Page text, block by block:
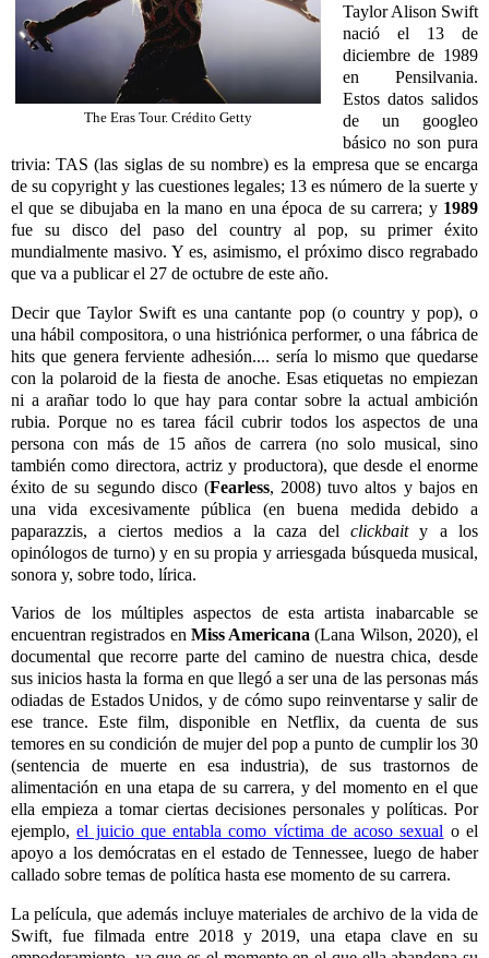
The Eras Tour. Crédito Getty
Taylor Alison Swift
nació el 13 de
diciembre de 1989
en Pensilvania.
Estos datos salidos
de un googleo
básico no son pura
trivia: TAS (las siglas de su nombre) es la empresa que se encarga
de su copyright y las cuestiones legales; 13 es número de la suerte y
el que se dibujaba en la mano en una época de su carrera; y 1989
fue su disco del paso del country al pop, su primer éxito
mundialmente masivo. Y es, asimismo, el próximo disco regrabado
que va a publicar el 27 de octubre de este año.
Decir que Taylor Swift es una cantante pop (o country y pop), o
una hábil compositora, o una histriónica performer, o una fábrica de
hits que genera ferviente adhesión.... sería lo mismo que quedarse
con la polaroid de la fiesta de anoche. Esas etiquetas no empiezan
ni a arañar todo lo que hay para contar sobre la actual ambición
rubia. Porque no es tarea fácil cubrir todos los aspectos de una
persona con más de 15 años de carrera (no solo musical, sino
también como directora, actriz y productora), que desde el enorme
éxito de su segundo disco (Fearless, 2008) tuvo altos y bajos en
una vida excesivamente pública (en buena medida debido a
paparazzis, a ciertos medios a la caza del clickbaity a los
opinólogos de turno)y en su propia y arriesgada búsqueda musical,
sonora y, sobre todo, lírica.
Varios de los múltiples aspectos de esta artista inabarcable se
encuentran registrados en Miss Americana (Lana Wilson, 2020), el
documental que recorre parte del camino de nuestra chica, desde
sus inicios hasta la forma en que llegó a ser una de las personas más
odiadas de Estados Unidos, y de cómo supo reinventarse y salir de
ese trance. Este film, disponible en Netflix, da cuenta de sus
temores en su condición de mujer del pop a punto de cumplir los 30
(sentencia de muerte en esa industria), de sus trastornos de
alimentación en una etapa de su carrera, y del momento en el que
ella empieza a tomar ciertas decisiones personales y políticas. Por
ejemplo,el juicio que entabla como víctima de acoso sexual o el
apoyo a los demócratas en el estado de Tennessee, luego de haber
callado sobre temas de política hasta ese momento de su carrera.
La película, que además incluye materiales de archivo de la vida de
Swift, fue filmada entre 2018 y 2019, una etapa clave en su